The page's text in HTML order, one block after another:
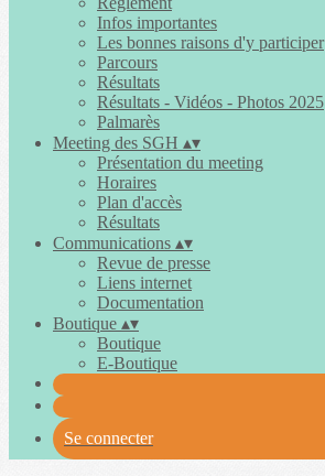
Infos importantes
Les bonnes raisons d'y participer
Parcours
Résultats
Résultats - Vidéos - Photos 2025
Palmarès
Meeting des SGH ▴▾
Présentation du meeting
Horaires
Plan d'accès
Résultats
Communications ▴▾
Revue de presse
Liens internet
Documentation
Boutique ▴▾
Boutique
E-Boutique
Se connecter